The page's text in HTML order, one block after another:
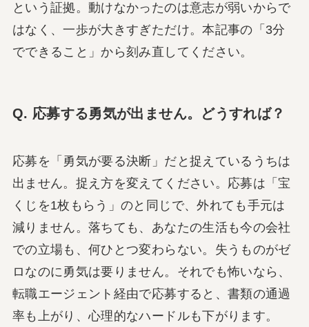
という証拠。動けなかったのは意志が弱いからで
はなく、一歩が大きすぎただけ。本記事の「3分
でできること」から刻み直してください。
Q. 応募する勇気が出ません。どうすれば？
応募を「勇気が要る決断」だと捉えているうちは
出ません。捉え方を変えてください。応募は「宝
くじを1枚もらう」のと同じで、外れても手元は
減りません。落ちても、あなたの生活も今の会社
での立場も、何ひとつ変わらない。失うものがゼ
ロなのに勇気は要りません。それでも怖いなら、
転職エージェント経由で応募すると、書類の通過
率も上がり、心理的なハードルも下がります。